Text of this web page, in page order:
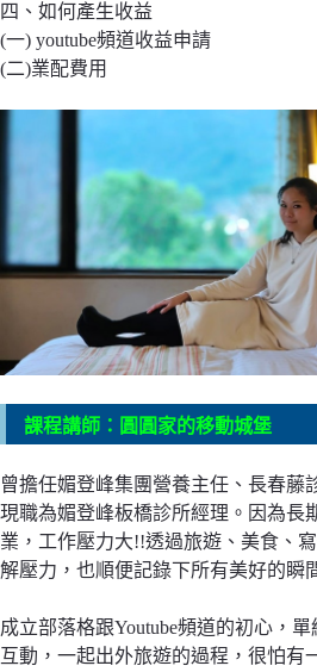
四、如何產生收益
(一) youtube頻道收益申請
(二)業配費用
課程講師：圓圓家的移動城堡
曾擔任媚登峰集團營養主任、長春藤
現職為媚登峰板橋診所經理。因為長
業，工作壓力大!!透過旅遊、美食、
解壓力，也順便記錄下所有美好的瞬
成立部落格跟Youtube頻道的初心，
互動，一起出外旅遊的過程，很怕有